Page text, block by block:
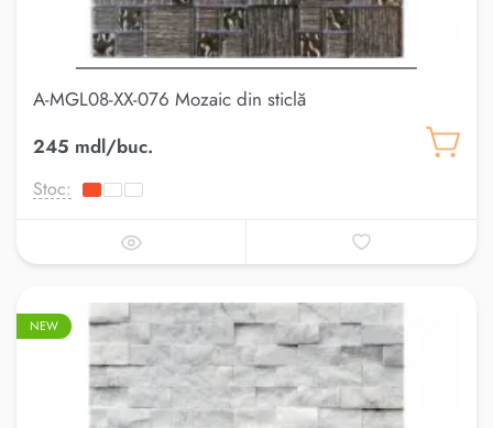
A-MGL08-XX-076 Mozaic din sticlă
245 mdl/buc.
Stoc:
NEW